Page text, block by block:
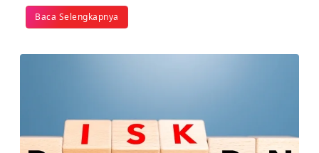
Baca Selengkapnya